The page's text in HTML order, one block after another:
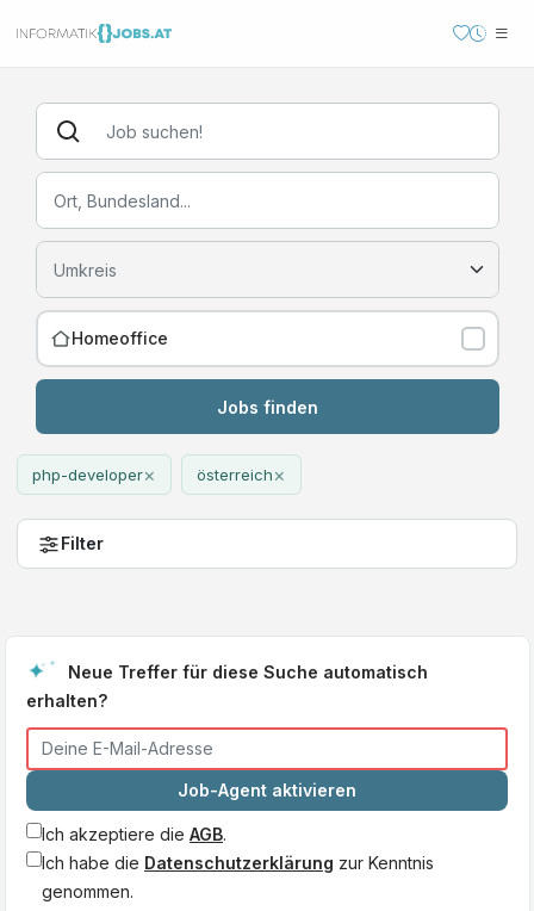
Homeoffice
Jobs finden
php-developer× österreich×
Filter
Neue Treffer für diese Suche automatisch
erhalten?
Job-Agent aktivieren
Ich akzeptiere die AGB.
Ich habe die Datenschutzerklärung zur Kenntnis
genommen.